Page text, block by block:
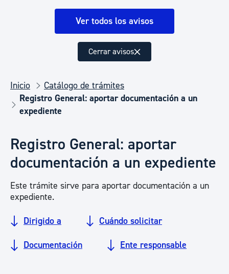
Ver todos los avisos
Cerrar avisos
Inicio
Catálogo de trámites
Registro General: aportar documentación a un
expediente
Registro General: aportar
documentación a un expediente
Este trámite sirve para aportar documentación a un
expediente.
Dirigido a Cuándo solicitar
Documentación Ente responsable